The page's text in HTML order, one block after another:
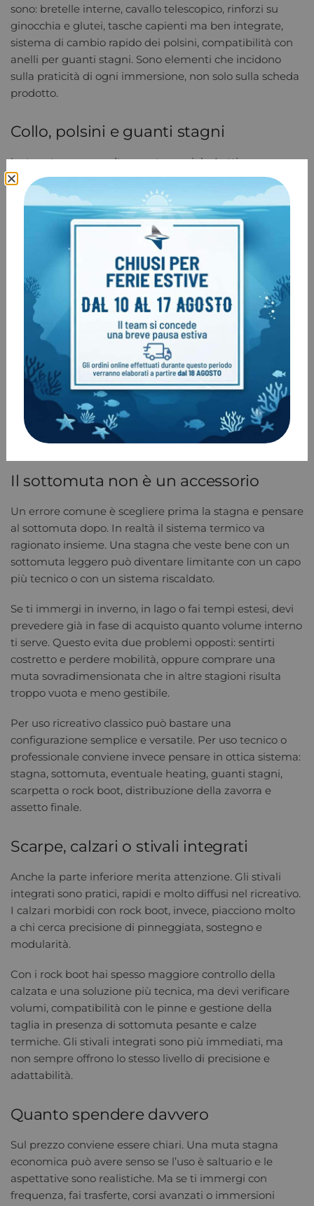
sono: bretelle interne, cavallo telescopico, rinforzi su
ginocchia e glutei, tasche capienti ma ben integrate,
sistema di cambio rapido dei polsini, compatibilità con
anelli per guanti stagni. Sono elementi che incidono
sulla praticità di ogni immersione, non solo sulla scheda
prodotto.
Collo, polsini e guanti stagni
Le tenute sono un altro punto cruciale. Lattice e
neoprene hanno comportamenti diversi e vanno scelti
in base a comfort, manutenzione e preferenze
personali.
Il lattice sigilla molto bene, offre sensibilità e semplicità,
ma richiede più attenzione nel tempo e può essere
meno gradito a chi ha pelle sensibile o cerca un
appoggio più morbido al collo. Il neoprene è spesso
percepito come più confortevole, ma va valutato bene
in termini di tenuta, vestibilità e tipo di utilizzo.
Chi si immerge spesso in acqua fredda dovrebbe
considerare fin da subito se integrare un sistema per
guanti stagni. Non è un accessorio marginale. In certe
condizioni cambia davvero comfort, destrezza e
sicurezza operativa, soprattutto su immersioni lunghe,
profonde o con decompressione.
Il sottomuta non è un accessorio
Un errore comune è scegliere prima la stagna e pensare
al sottomuta dopo. In realtà il sistema termico va
ragionato insieme. Una stagna che veste bene con un
sottomuta leggero può diventare limitante con un capo
più tecnico o con un sistema riscaldato.
Se ti immergi in inverno, in lago o fai tempi estesi, devi
prevedere già in fase di acquisto quanto volume interno
ti serve. Questo evita due problemi opposti: sentirti
costretto e perdere mobilità, oppure comprare una
muta sovradimensionata che in altre stagioni risulta
troppo vuota e meno gestibile.
Per uso ricreativo classico può bastare una
configurazione semplice e versatile. Per uso tecnico o
professionale conviene invece pensare in ottica sistema:
stagna, sottomuta, eventuale heating, guanti stagni,
scarpetta o rock boot, distribuzione della zavorra e
assetto finale.
Scarpe, calzari o stivali integrati
Anche la parte inferiore merita attenzione. Gli stivali
integrati sono pratici, rapidi e molto diffusi nel ricreativo.
I calzari morbidi con rock boot, invece, piacciono molto
a chi cerca precisione di pinneggiata, sostegno e
modularità.
Con i rock boot hai spesso maggiore controllo della
calzata e una soluzione più tecnica, ma devi verificare
volumi, compatibilità con le pinne e gestione della
taglia in presenza di sottomuta pesante e calze
termiche. Gli stivali integrati sono più immediati, ma
non sempre offrono lo stesso livello di precisione e
adattabilità.
Quanto spendere davvero
Sul prezzo conviene essere chiari. Una muta stagna
economica può avere senso se l’uso è saltuario e le
aspettative sono realistiche. Ma se ti immergi con
frequenza, fai trasferte, corsi avanzati o immersioni